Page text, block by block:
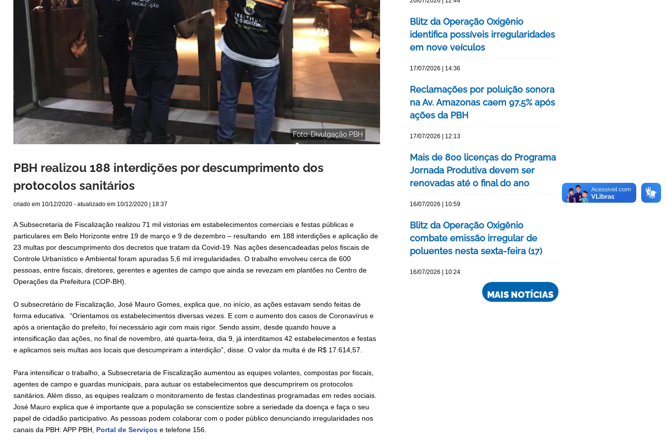
Foto: Divulgação PBH
PBH realizou 188 interdições por descumprimento dos
protocolos sanitários
criado em 10/12/2020 - atualizado em 10/12/2020 | 18:37
A Subsecretaria de Fiscalização realizou 71 mil vistorias em estabelecimentos comerciais e festas públicas e
particulares em Belo Horizonte entre 19 de março e 9 de dezembro – resultando em 188 interdições e aplicação de
23 multas por descumprimento dos decretos que tratam da Covid-19. Nas ações desencadeadas pelos fiscais de
Controle Urbanístico e Ambiental foram apuradas 5,6 mil irregularidades. O trabalho envolveu cerca de 600
pessoas, entre fiscais, diretores, gerentes e agentes de campo que ainda se revezam em plantões no Centro de
Operações da Prefeitura (COP-BH).
O subsecretário de Fiscalização, José Mauro Gomes, explica que, no início, as ações estavam sendo feitas de
forma educativa. “Orientamos os estabelecimentos diversas vezes. E com o aumento dos casos de Coronavírus e
após a orientação do prefeito, foi necessário agir com mais rigor. Sendo assim, desde quando houve a
intensificação das ações, no final de novembro, até quarta-feira, dia 9, já interditamos 42 estabelecimentos e festas
e aplicamos seis multas aos locais que descumpriram a interdição”, disse. O valor da multa é de R$ 17.614,57.
Para intensificar o trabalho, a Subsecretaria de Fiscalização aumentou as equipes volantes, compostas por fiscais,
agentes de campo e guardas municipais, para autuar os estabelecimentos que descumprirem os protocolos
sanitários. Além disso, as equipes realizam o monitoramento de festas clandestinas programadas em redes sociais.
José Mauro explica que é importante que a população se conscientize sobre a seriedade da doença e faça o seu
papel de cidadão participativo. As pessoas podem colaborar com o poder público denunciando irregularidades nos
canais da PBH: APP PBH, Portal de Serviços e telefone 156.
Blitz da Operação Oxigênio
identifica possíveis irregularidades
em nove veículos
17/07/2026 | 14:36
Reclamações por poluição sonora
na Av. Amazonas caem 97,5% após
ações da PBH
17/07/2026 | 12:13
Mais de 800 licenças do Programa
Jornada Produtiva devem ser
renovadas até o final do ano
16/07/2026 | 10:59
Blitz da Operação Oxigênio
combate emissão irregular de
poluentes nesta sexta-feira (17)
16/07/2026 | 10:24
MAIS NOTÍCIAS